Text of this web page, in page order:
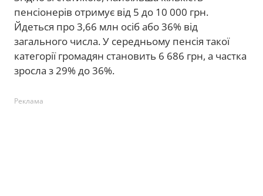
пенсіонерів отримує від 5 до 10 000 грн.
Йдеться про 3,66 млн осіб або 36% від
загального числа. У середньому пенсія такої
категорії громадян становить 6 686 грн, а частка
зросла з 29% до 36%.
Реклама